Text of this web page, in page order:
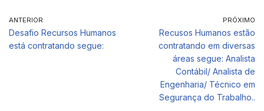
ANTERIOR
Desafio Recursos Humanos
está contratando segue:
PRÓXIMO
Recusos Humanos estão
contratando em diversas
áreas segue: Analista
Contábil/ Analista de
Engenharia/ Técnico em
Segurança do Trabalho..